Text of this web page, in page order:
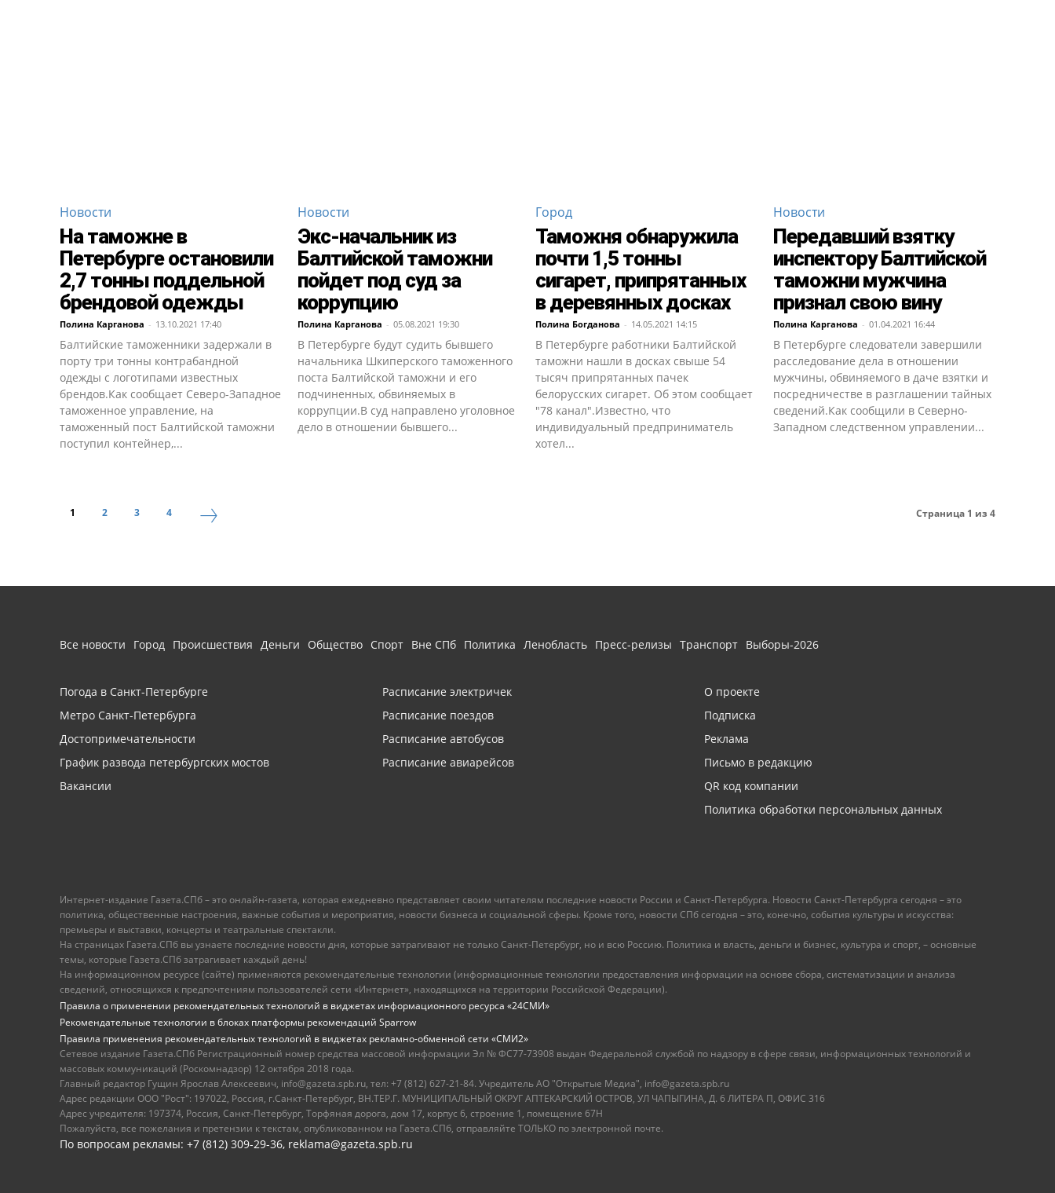
Новости
На таможне в
Петербурге остановили
2,7 тонны поддельной
брендовой одежды
Полина Карганова - 13.10.2021 17:40
Балтийские таможенники задержали в
порту три тонны контрабандной
одежды с логотипами известных
брендов.Как сообщает Северо-Западное
таможенное управление, на
таможенный пост Балтийской таможни
поступил контейнер,...
Новости
Экс-начальник из
Балтийской таможни
пойдет под суд за
коррупцию
Полина Карганова - 05.08.2021 19:30
В Петербурге будут судить бывшего
начальника Шкиперского таможенного
поста Балтийской таможни и его
подчиненных, обвиняемых в
коррупции.В суд направлено уголовное
дело в отношении бывшего...
Город
Таможня обнаружила
почти 1,5 тонны
сигарет, припрятанных
в деревянных досках
Полина Богданова - 14.05.2021 14:15
В Петербурге работники Балтийской
таможни нашли в досках свыше 54
тысяч припрятанных пачек
белорусских сигарет. Об этом сообщает
"78 канал".Известно, что
индивидуальный предприниматель
хотел...
Новости
Передавший взятку
инспектору Балтийской
таможни мужчина
признал свою вину
Полина Карганова - 01.04.2021 16:44
В Петербурге следователи завершили
расследование дела в отношении
мужчины, обвиняемого в даче взятки и
посредничестве в разглашении тайных
сведений.Как сообщили в Северно-
Западном следственном управлении...
1 2 3 4 Страница 1 из 4
Все новости Город Происшествия Деньги Общество Спорт Вне СПб Политика Ленобласть Пресс-релизы Транспорт Выборы-2026
Погода в Санкт-Петербурге
Метро Санкт-Петербурга
Достопримечательности
График развода петербургских мостов
Вакансии
Расписание электричек
Расписание поездов
Расписание автобусов
Расписание авиарейсов
О проекте
Подписка
Реклама
Письмо в редакцию
QR код компании
Политика обработки персональных данных
Интернет-издание Газета.СПб – это онлайн-газета, которая ежедневно представляет своим читателям последние новости России и Санкт-Петербурга. Новости Санкт-Петербурга сегодня – это
политика, общественные настроения, важные события и мероприятия, новости бизнеса и социальной сферы. Кроме того, новости СПб сегодня – это, конечно, события культуры и искусства:
премьеры и выставки, концерты и театральные спектакли.
На страницах Газета.СПб вы узнаете последние новости дня, которые затрагивают не только Санкт-Петербург, но и всю Россию. Политика и власть, деньги и бизнес, культура и спорт, – основные
темы, которые Газета.СПб затрагивает каждый день!
На информационном ресурсе (сайте) применяются рекомендательные технологии (информационные технологии предоставления информации на основе сбора, систематизации и анализа
сведений, относящихся к предпочтениям пользователей сети «Интернет», находящихся на территории Российской Федерации).
Правила о применении рекомендательных технологий в виджетах информационного ресурса «24СМИ»
Рекомендательные технологии в блоках платформы рекомендаций Sparrow
Правила применения рекомендательных технологий в виджетах рекламно-обменной сети «СМИ2»
Сетевое издание Газета.СПб Регистрационный номер средства массовой информации Эл № ФС77-73908 выдан Федеральной службой по надзору в сфере связи, информационных технологий и
массовых коммуникаций (Роскомнадзор) 12 октября 2018 года.
Главный редактор Гущин Ярослав Алексеевич, info@gazeta.spb.ru, тел: +7 (812) 627-21-84. Учредитель АО "Открытые Медиа", info@gazeta.spb.ru
Адрес редакции ООО "Рост": 197022, Россия, г.Санкт-Петербург, ВН.ТЕР.Г. МУНИЦИПАЛЬНЫЙ ОКРУГ АПТЕКАРСКИЙ ОСТРОВ, УЛ ЧАПЫГИНА, Д. 6 ЛИТЕРА П, ОФИС 316
Адрес учредителя: 197374, Россия, Санкт-Петербург, Торфяная дорога, дом 17, корпус 6, строение 1, помещение 67Н
Пожалуйста, все пожелания и претензии к текстам, опубликованном на Газета.СПб, отправляйте ТОЛЬКО по электронной почте.
По вопросам рекламы: +7 (812) 309-29-36, reklama@gazeta.spb.ru